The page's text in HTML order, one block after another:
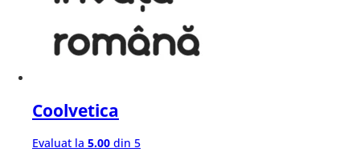
Coolvetica
Evaluat la 5.00 din 5